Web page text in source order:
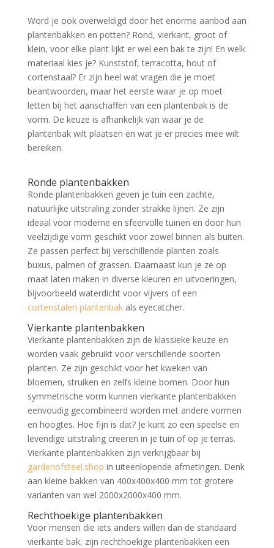
Word je ook overweldigd door het enorme aanbod aan
plantenbakken en potten? Rond, vierkant, groot of
klein, voor elke plant lijkt er wel een bak te zijn! En welk
materiaal kies je? Kunststof, terracotta, hout of
cortenstaal? Er zijn heel wat vragen die je moet
beantwoorden, maar het eerste waar je op moet
letten bij het aanschaffen van een plantenbak is de
vorm. De keuze is afhankelijk van waar je de
plantenbak wilt plaatsen en wat je er precies mee wilt
bereiken.
Ronde plantenbakken
Ronde plantenbakken geven je tuin een zachte,
natuurlijke uitstraling zonder strakke lijnen. Ze zijn
ideaal voor moderne en sfeervolle tuinen en door hun
veelzijdige vorm geschikt voor zowel binnen als buiten.
Ze passen perfect bij verschillende planten zoals
buxus, palmen of grassen. Daarnaast kun je ze op
maat laten maken in diverse kleuren en uitvoeringen,
bijvoorbeeld waterdicht voor vijvers of een
cortenstalen plantenbakals eyecatcher.
Vierkante plantenbakken
Vierkante plantenbakken zijn de klassieke keuze en
worden vaak gebruikt voor verschillende soorten
planten. Ze zijn geschikt voor het kweken van
bloemen, struiken en zelfs kleine bomen. Door hun
symmetrische vorm kunnen vierkante plantenbakken
eenvoudig gecombineerd worden met andere vormen
en hoogtes. Hoe fijn is dat? Je kunt zo een speelse en
levendige uitstraling creëren in je tuin of op je terras.
Vierkante plantenbakken zijn verkrijgbaar bij
gardenofsteel.shop in uiteenlopende afmetingen. Denk
aan kleine bakken van 400x400x400 mm tot grotere
varianten van wel 2000x2000x400 mm.
Rechthoekige plantenbakken
Voor mensen die iets anders willen dan de standaard
vierkante bak, zijn rechthoekige plantenbakken een